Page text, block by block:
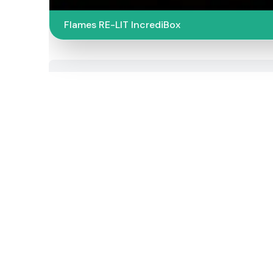
Flames RE-LIT IncrediBox